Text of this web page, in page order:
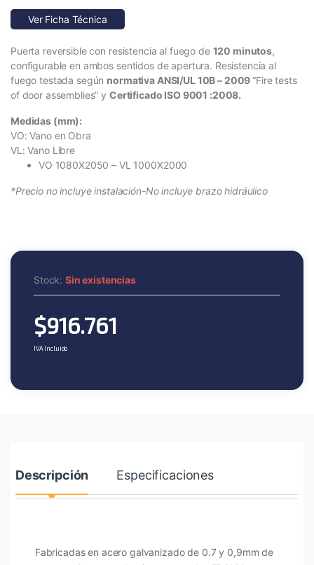
Ver Ficha Técnica
Puerta reversible con resistencia al fuego de 120 minutos,
configurable en ambos sentidos de apertura. Resistencia al
fuego testada según normativa ANSI/UL 10B – 2009“Fire tests
of door assemblies” y Certificado ISO 9001 :2008.
Medidas (mm):
VO: Vano en Obra
VL: Vano Libre
VO 1080X2050 – VL 1000X2000
*Precio no incluye instalación-No incluye brazo hidráulico
Stock:Sin existencias
$916.761
IVA Incluido
Descripción Especificaciones
Fabricadas en acero galvanizado de 0.7 y 0,9mm de